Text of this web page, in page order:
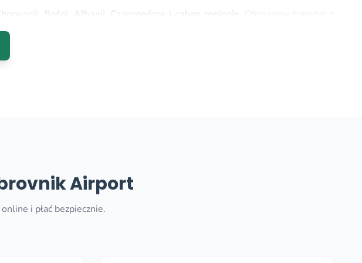
Bośni, Albanii, Czarnogórze i całym regionie
. Oferujemy transfer z
Risan, Petrovac, Sutomore, Sveti Stefan, Bar, Becici, Bigovo, Ulcinj,
wiadomość, otrzymasz potwierdzenie rezerwacji w ciągu kilku minut!
Airport
i płać bezpiecznie.